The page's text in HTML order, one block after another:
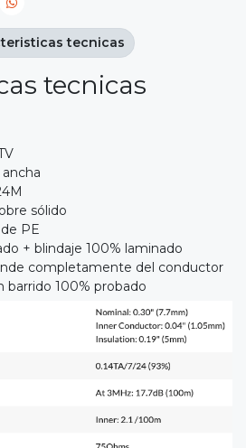
tecnicas
sólido
PE
+ blindaje 100% laminado
completamente del conductor
barrido 100% probado
tecnicas